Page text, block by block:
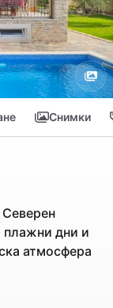
Снимки
плажни дни и
атмосфера